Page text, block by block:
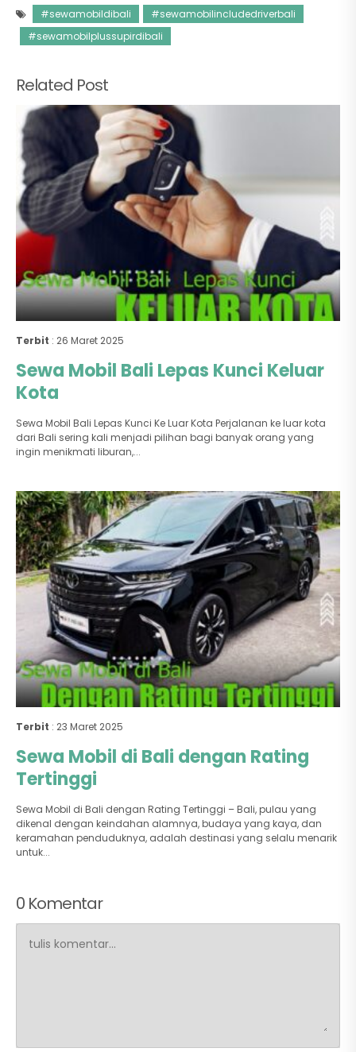
#sewamobildibali
#sewamobilincludedriverbali
#sewamobilplussupirdibali
Related Post
Terbit : 26 Maret 2025
Sewa Mobil Bali Lepas Kunci Keluar
Kota
Sewa Mobil Bali Lepas Kunci Ke Luar Kota Perjalanan ke luar kota
dari Bali sering kali menjadi pilihan bagi banyak orang yang
ingin menikmati liburan,...
Terbit : 23 Maret 2025
Sewa Mobil di Bali dengan Rating
Tertinggi
Sewa Mobil di Bali dengan Rating Tertinggi – Bali, pulau yang
dikenal dengan keindahan alamnya, budaya yang kaya, dan
keramahan penduduknya, adalah destinasi yang selalu menarik
untuk...
0 Komentar